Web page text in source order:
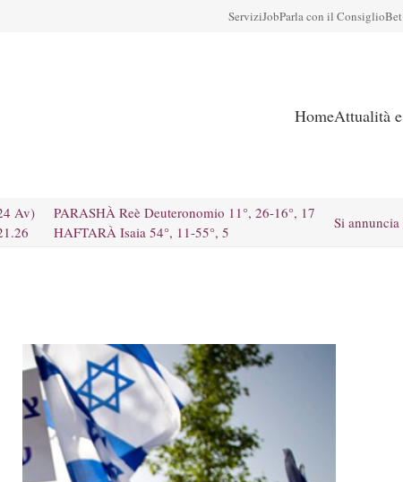
ServiziJobParla con il Consiglio
HomeAttualità
Av)
PARASHÀ Reè Deuteronomio 11°, 26-16°, 17
HAFTARÀ Isaia 54°, 11-55°, 5
Si annuncia